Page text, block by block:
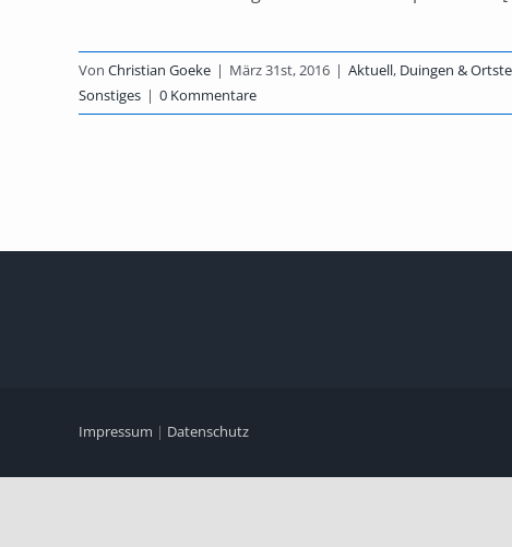
Von Christian Goeke | März 31st, 2016 | Aktuell, Duingen &
Sonstiges | 0 Kommentare
Impressum | Datenschutz